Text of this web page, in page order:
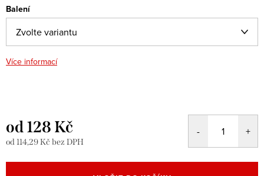
Balení
Více informací
od128 Kč
od114,29 Kč bez DPH
cena: